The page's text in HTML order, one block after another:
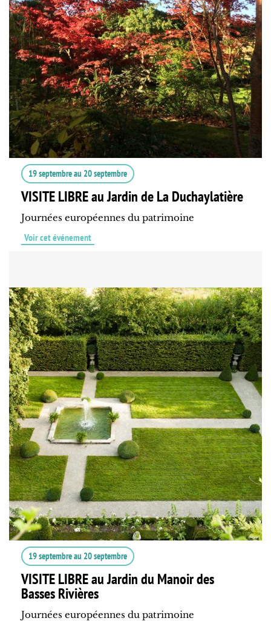
19 septembreau 20 septembre
VISITE LIBRE au Jardin de La Duchaylatière
Journées européennes du patrimoine
Voir cet événement
19 septembreau 20 septembre
VISITE LIBRE au Jardin du Manoir des
Basses Rivières
Journées européennes du patrimoine